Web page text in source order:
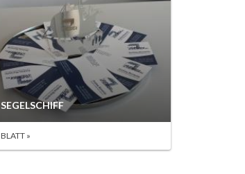
SEGELSCHIFF
BLATT »